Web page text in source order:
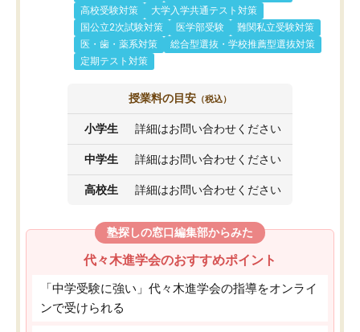
高校受験対策
大学入学共通テスト対策
国公立2次試験対策
医学部受験
難関私立受験対策
医・歯・薬系対策
総合型選抜・学校推薦型選抜対策
定期テスト対策
授業料の目安 （税込）
小学生 詳細はお問い合わせください
中学生 詳細はお問い合わせください
高校生 詳細はお問い合わせください
塾探しの窓口編集部からみた
代々木進学会のおすすめポイント
「中学受験に強い」代々木進学会の指導をオンライ
ンで受けられる